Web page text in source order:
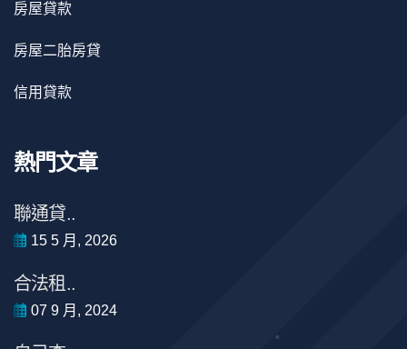
房屋貸款
房屋二胎房貸
信用貸款
熱門文章
聯通貸..
15 5 月, 2026
合法租..
07 9 月, 2024